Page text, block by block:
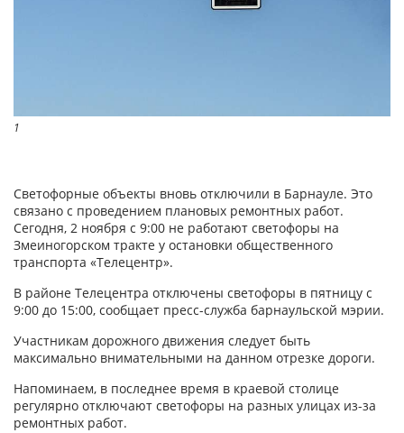
1
Светофорные объекты вновь отключили в Барнауле. Это
связано с проведением плановых ремонтных работ.
Сегодня, 2 ноября с 9:00 не работают светофоры на
Змеиногорском тракте у остановки общественного
транспорта «Телецентр».
В районе Телецентра отключены светофоры в пятницу с
9:00 до 15:00, сообщает пресс-служба барнаульской мэрии.
Участникам дорожного движения следует быть
максимально внимательными на данном отрезке дороги.
Напоминаем, в последнее время в краевой столице
регулярно отключают светофоры на разных улицах из-за
ремонтных работ.